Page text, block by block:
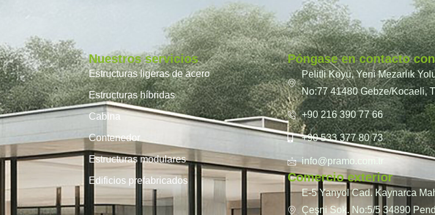
Nuestros servicios
Estructuras ligeras de acero
Estructuras híbridas
Cabina
Contenedor
Estructuras modulares
Edificios prefabricados
Póngase en contacto con
Pelitli Köyü, Yeni Mezarlık
No:77 41480 Gebze/Kocaeli,
+90 216 390 77 66
+90 533 377 80 73
info@pramo.com.tr
Comercio exterior
E-5 Yanyol Cad. Kaynarca
Çeşni Sok. No:5/5 34890